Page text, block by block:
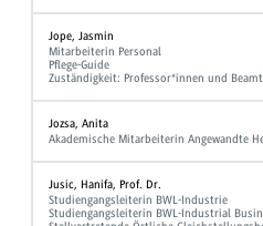
Jope, Jasmin
Mitarbeiterin Personal
Pflege-Guide
Zuständigkeit: Professor*innen und
Jozsa, Anita
Akademische Mitarbeiterin Angewandte
Jusic, Hanifa, Prof. Dr.
Studiengangsleiterin BWL-Industrie
Studiengangsleiterin BWL-Industrial